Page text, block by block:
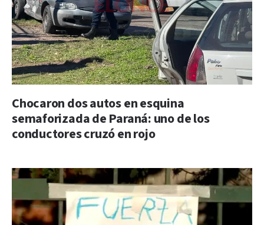
Chocaron dos autos en esquina
semaforizada de Paraná: uno de los
conductores cruzó en rojo